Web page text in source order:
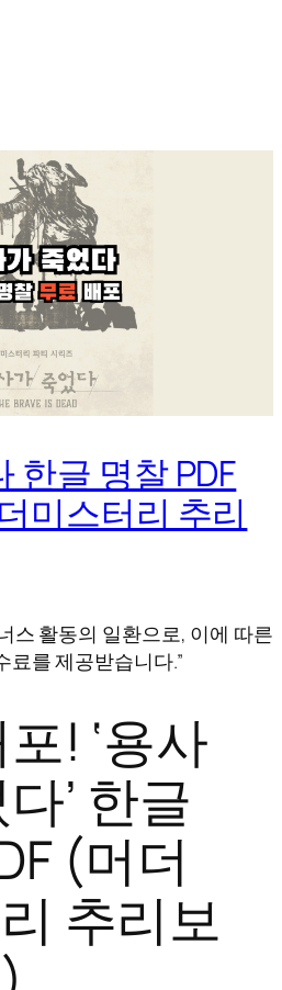
한글 명찰 PDF
미스터리 추리
스 활동의 일환으로, 이에 따른
료를 제공받습니다.”
! ‘용사
’ 한글
(머더
추리보